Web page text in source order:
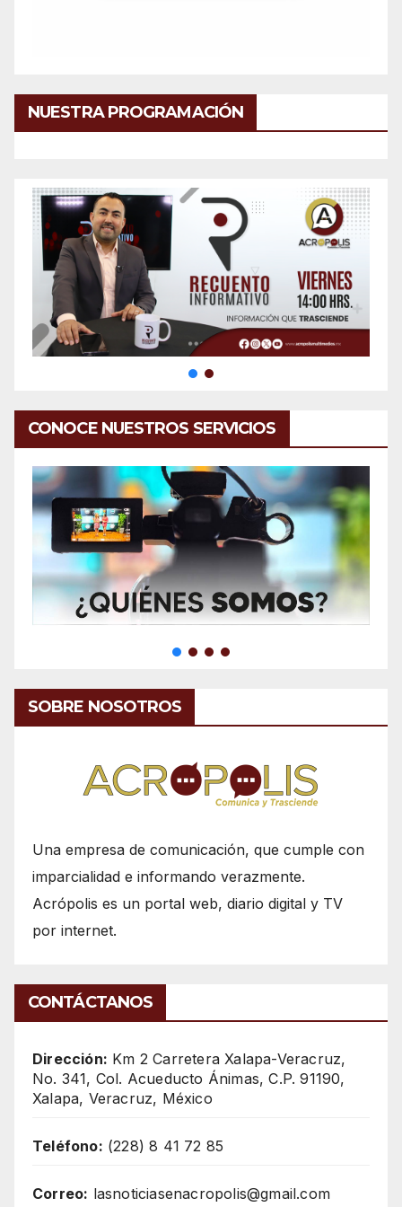
NUESTRA PROGRAMACIÓN
CONOCE NUESTROS SERVICIOS
SOBRE NOSOTROS
Una empresa de comunicación, que cumple con
imparcialidad e informando verazmente.
Acrópolis es un portal web, diario digital y TV
por internet.
CONTÁCTANOS
Dirección: Km 2 Carretera Xalapa-Veracruz,
No. 341, Col. Acueducto Ánimas, C.P. 91190,
Xalapa, Veracruz, México
Teléfono: (228) 8 41 72 85
Correo: lasnoticiasenacropolis@gmail.com